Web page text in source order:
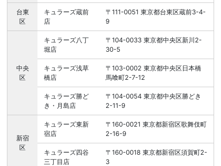
台東
区
キュラーズ蔵前
店
〒111-0051 東京都台東区蔵前3-4-
9
中央
区
キュラーズ八丁
堀店
〒104-0033 東京都中央区新川2-
30-5
キュラーズ浅草
橋店
〒103-0002 東京都中央区日本橋
馬喰町2-7-12
キュラーズ勝ど
き・月島店
〒104-0054 東京都中央区勝どき
2-11-9
新宿
区
キュラーズ東新
宿店
〒160-0021 東京都新宿区歌舞伎町
2-16-9
キュラーズ四谷
三丁目店
〒160-0018 東京都新宿区須賀町2-
3